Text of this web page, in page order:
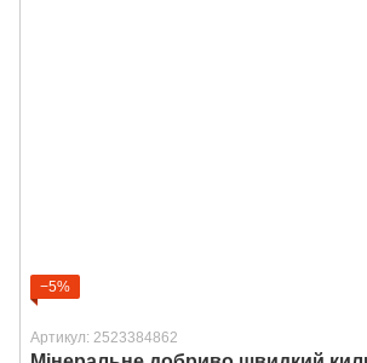
−5%
Артикул: 2523384862